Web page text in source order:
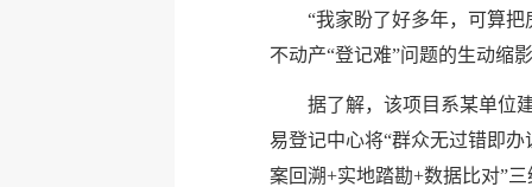
“我家盼了好多年，可算
不动产“登记难”问题的生动缩
据了解，该项目系某单位
易登记中心将“群众无过错即
案回溯+实地踏勘+数据比对”